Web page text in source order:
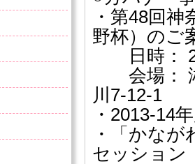
・第48回
野杯）のご
日時：
会場：
川7-12-1
・2013-14
・「かな
セッション